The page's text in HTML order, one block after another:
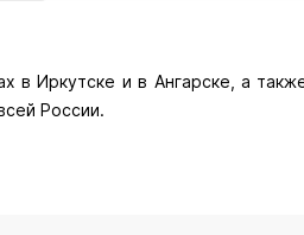
Иркутске и в Ангарске, а
России.